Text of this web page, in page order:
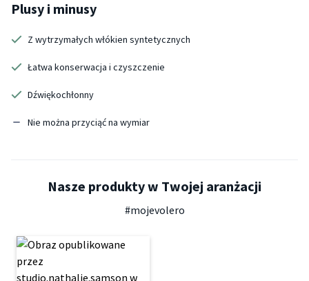
Plusy i minusy
Z wytrzymałych włókien syntetycznych
Łatwa konserwacja i czyszczenie
Dźwiękochłonny
Nie można przyciąć na wymiar
Nasze produkty w Twojej aranżacji
#mojevolero